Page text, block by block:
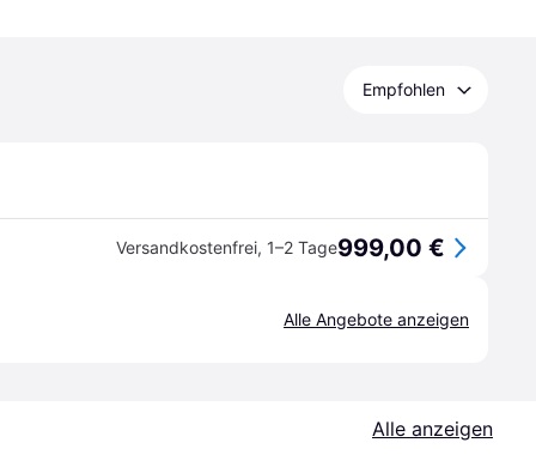
Empfohlen
Versandkostenfrei, 1–2 Tage999,00 €
Alle Angebote anzeigen
Alle anzeigen